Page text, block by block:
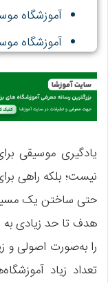
آموزشگاه
آموزشگاه
آموزشگاه
یادگیری موسیقی
نیست؛ بلکه راهی
حتی ساختن یک مسیر
هدف تا حد زیادی به
را به‌صورت اصولی و
تعداد زیاد